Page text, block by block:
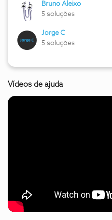
Bruno Aleixo
5 soluções
Jorge C
5 soluções
Vídeos de ajuda